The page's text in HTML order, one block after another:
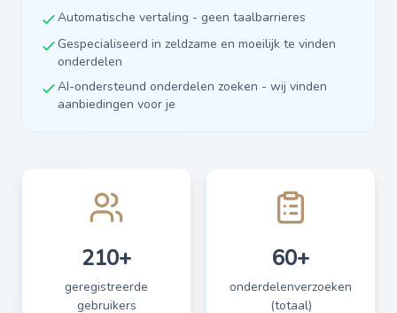
Automatische vertaling - geen taalbarrieres
Gespecialiseerd in zeldzame en moeilijk te vinden
onderdelen
AI-ondersteund onderdelen zoeken - wij vinden
aanbiedingen voor je
210+
geregistreerde
gebruikers
60+
onderdelenverzoeken
(totaal)